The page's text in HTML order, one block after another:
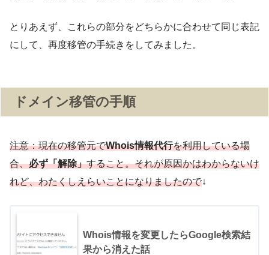
とりあえず、これらの部分をどちらかに合わせて同じ表記
にして、再度移管の手続きをしてみました。
ドメイン移管の手順
注意：現在の移管元でWhois情報代行を利用している場
合、必ず「解除」すること。それが原因かはわからないけ
れど、わたくしえらいことになりましたので↓
Whois情報を変更したらGoogle検索結
果から消えた話